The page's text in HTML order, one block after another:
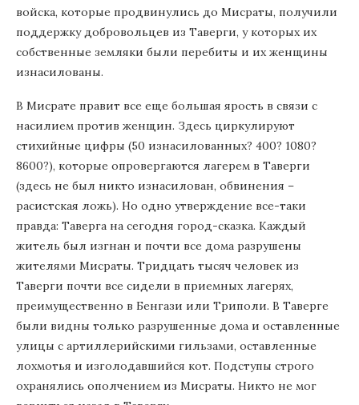
войска, которые продвинулись до Мисраты, получили
поддержку добровольцев из Таверги, у которых их
собственные земляки были перебиты и их женщины
изнасилованы.
В Мисрате правит все еще большая ярость в связи с
насилием против женщин. Здесь циркулируют
стихийные цифры (50 изнасилованных? 400? 1080?
8600?), которые опровергаются лагерем в Таверги
(здесь не был никто изнасилован, обвинения –
расистская ложь). Но одно утверждение все-таки
правда: Таверга на сегодня город-сказка. Каждый
житель был изгнан и почти все дома разрушены
жителями Мисраты. Тридцать тысяч человек из
Таверги почти все сидели в приемных лагерях,
преимущественно в Бенгази или Триполи. В Таверге
были видны только разрушенные дома и оставленные
улицы с артиллерийскими гильзами, оставленные
лохмотья и изголодавшийся кот. Подступы строго
охранялись ополчением из Мисраты. Никто не мог